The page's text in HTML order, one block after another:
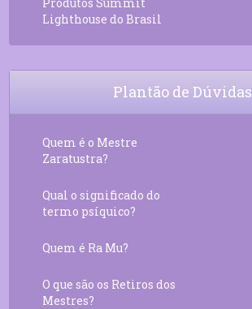
Lighthouse do Brasil
Plantão de Dúvidas
Quem é o Mestre
Zaratustra?
Qual o significado do
termo psíquico?
Quem é Ra Mu?
O que são os Retiros dos
Mestres?